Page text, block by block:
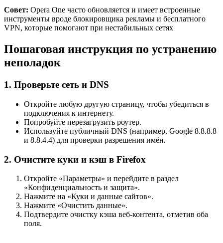
Совет: Opera One часто обновляется и имеет встроенные
инструменты вроде блокировщика рекламы и бесплатного
VPN, которые помогают при нестабильных сетях
Пошаговая инструкция по устранению
неполадок
1. Проверьте сеть и DNS
Откройте любую другую страницу, чтобы убедиться в
подключения к интернету.
Попробуйте перезагрузить роутер.
Используйте публичный DNS (например, Google 8.8.8.8
и 8.8.4.4) для проверки разрешения имён.
2. Очистите куки и кэш в Firefox
Откройте «Параметры» и перейдите в раздел
«Конфиденциальность и защита».
Нажмите на «Куки и данные сайтов».
Нажмите «Очистить данные».
Подтвердите очистку кэша веб‑контента, отметив оба
поля.